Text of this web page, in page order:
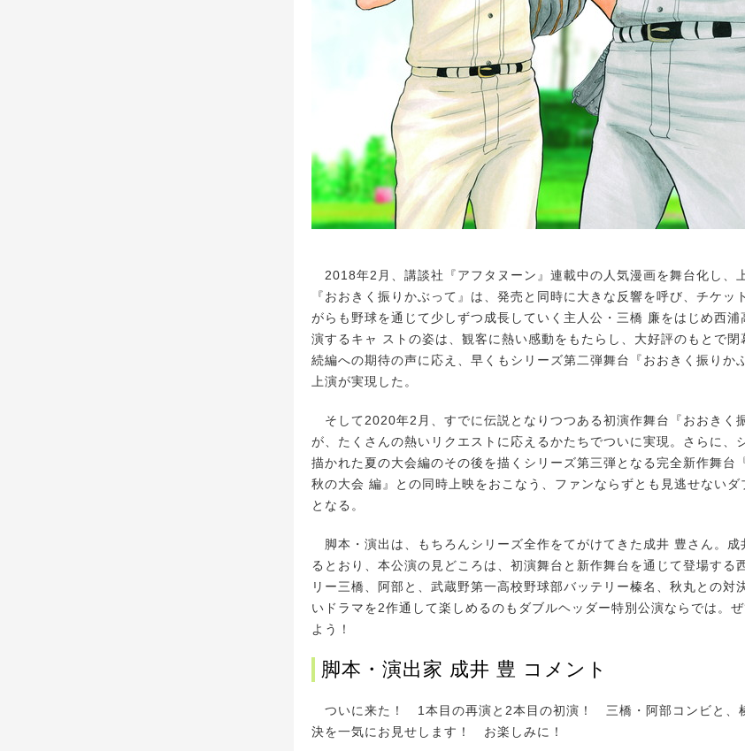
2018年2月、講談社『アフタヌーン』連載中の人気漫画を舞台化し、
『おおきく振りかぶって』は、発売と同時に大きな反響を呼び、チケッ
がらも野球を通じて少しずつ成長していく主人公・三橋 廉をはじめ西浦
演するキャ ストの姿は、観客に熱い感動をもたらし、大好評のもとで閉
続編への期待の声に応え、早くもシリーズ第二弾舞台『おおきく振りか
上演が実現した。
そして2020年2月、すでに伝説となりつつある初演作舞台『おおきく
が、たくさんの熱いリクエストに応えるかたちでついに実現。さらに、
描かれた夏の大会編のその後を描くシリーズ第三弾となる完全新作舞台
秋の大会 編』との同時上映をおこなう、ファンならずとも見逃せないダ
となる。
脚本・演出は、もちろんシリーズ全作をてがけてきた成井 豊さん。成
るとおり、本公演の見どころは、初演舞台と新作舞台を通じて登場する
リー三橋、阿部と、武蔵野第一高校野球部バッテリー榛名、秋丸との対
いドラマを2作通して楽しめるのもダブルヘッダー特別公演ならでは。
よう！
脚本・演出家 成井 豊 コメント
ついに来た！ 1本目の再演と2本目の初演！ 三橋・阿部コンビと、
決を一気にお見せします！ お楽しみに！